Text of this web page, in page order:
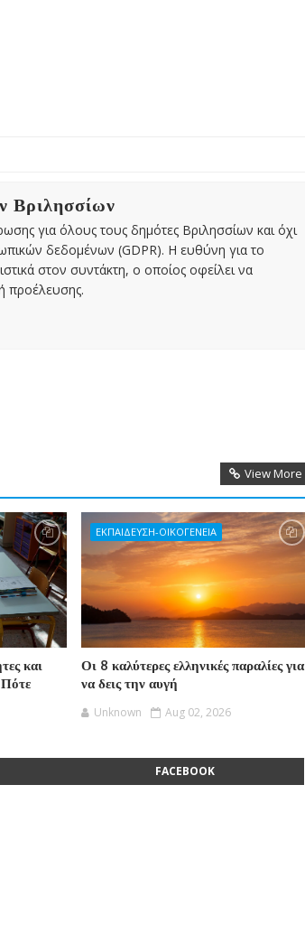
για όλους τους δημότες Βριλησσίων και όχι
δεδομένων (GDPR). Η ευθύνη για το
στον συντάκτη, ο οποίος οφείλει να
προέλευσης.
View More
και
ΕΚΠΑΙΔΕΥΣΗ-ΟΙΚΟΓΕΝΕΙΑ
Οι 8 καλύτερες ελληνικές παραλίες για
να δεις την αυγή
Unknown Aug 02, 2026
FACEBOOK